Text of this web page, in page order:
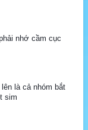
nhớ cầm cục
là cả nhóm bắt
sim